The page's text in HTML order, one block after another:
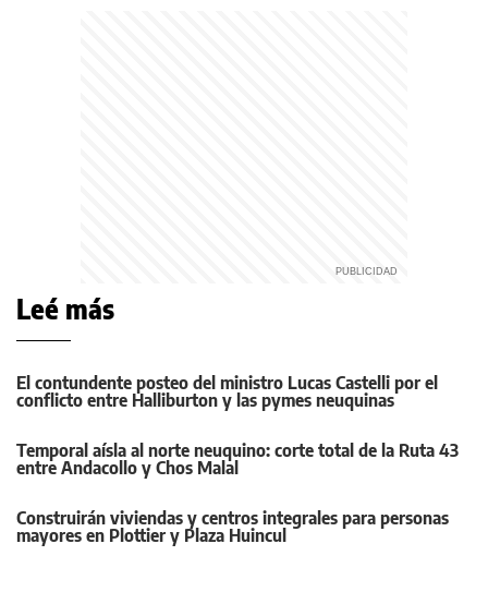
Leé más
El contundente posteo del ministro Lucas Castelli por el
conflicto entre Halliburton y las pymes neuquinas
Temporal aísla al norte neuquino: corte total de la Ruta 43
entre Andacollo y Chos Malal
Construirán viviendas y centros integrales para personas
mayores en Plottier y Plaza Huincul